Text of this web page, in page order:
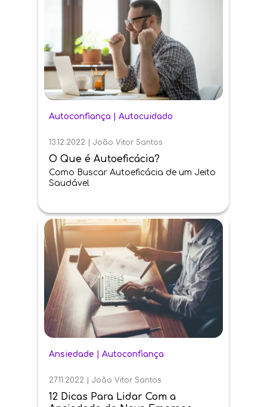
Autoconfiança Autocuidado
13.12.2022 João Vitor Santos
O Que é Autoeficácia?
Como Buscar Autoeficácia de um Jeito
Saudável
Ansiedade Autoconfiança
27.11.2022 João Vitor Santos
12 Dicas Para Lidar Com a